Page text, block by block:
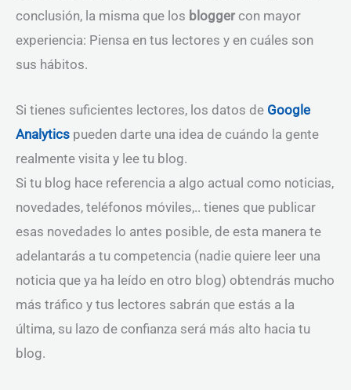
conclusión, la misma que los bloggercon mayor
experiencia: Piensa en tus lectores y en cuáles son
sus hábitos.
Si tienes suficientes lectores, los datos de Google
Analytics pueden darte una idea de cuándo la gente
realmente visita y lee tu blog.
Si tu blog hace referencia a algo actual como noticias,
novedades, teléfonos móviles,.. tienes que publicar
esas novedades lo antes posible, de esta manera te
adelantarás a tu competencia (nadie quiere leer una
noticia que ya ha leído en otro blog) obtendrás mucho
más tráfico y tus lectores sabrán que estás a la
última, su lazo de confianza será más alto hacia tu
blog.